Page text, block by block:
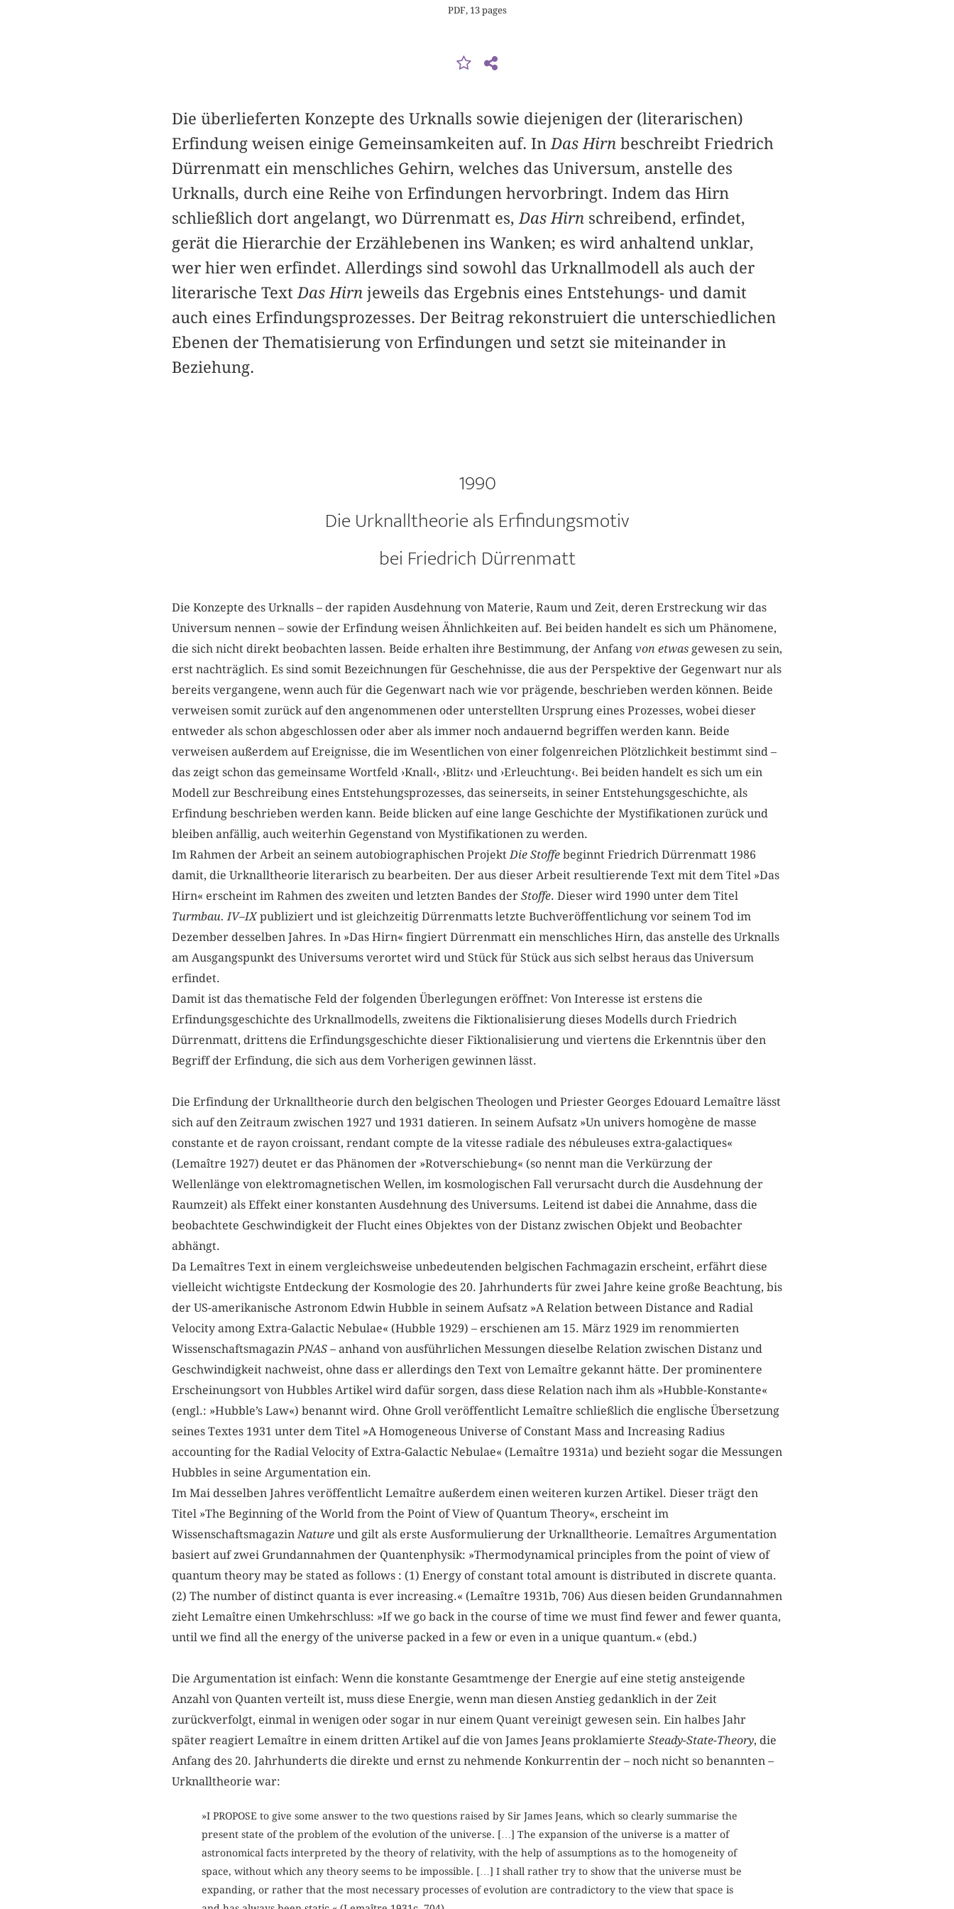
PDF, 13 pages
Die überlieferten Konzepte des Urknalls sowie diejenigen der (literarischen)
Erfindung weisen einige Gemeinsamkeiten auf. In Das Hirnbeschreibt Friedrich
Dürrenmatt ein menschliches Gehirn, welches das Universum, anstelle des
Urknalls, durch eine Reihe von Erfindungen hervorbringt. Indem das Hirn
schließlich dort angelangt, wo Dürrenmatt es, Das Hirnschreibend, erfindet,
gerät die Hierarchie der Erzählebenen ins Wanken; es wird anhaltend unklar,
wer hier wen erfindet. Allerdings sind sowohl das Urknallmodell als auch der
literarische Text Das Hirnjeweils das Ergebnis eines Entstehungs- und damit
auch eines Erfindungsprozesses. Der Beitrag rekonstruiert die unterschiedlichen
Ebenen der Thematisierung von Erfindungen und setzt sie miteinander in
Beziehung.
1990
Die Urknalltheorie als Erfindungsmotiv
bei Friedrich Dürrenmatt
Die Konzepte des Urknalls – der rapiden Ausdehnung von Materie, Raum und Zeit, deren Erstreckung wir das
Universum nennen – sowie der Erfindung weisen Ähnlichkeiten auf. Bei beiden handelt es sich um Phänomene,
die sich nicht direkt beobachten lassen. Beide erhalten ihre Bestimmung, der Anfang von etwasgewesen zu sein,
erst nachträglich. Es sind somit Bezeichnungen für Geschehnisse, die aus der Perspektive der Gegenwart nur als
bereits vergangene, wenn auch für die Gegenwart nach wie vor prägende, beschrieben werden können. Beide
verweisen somit zurück auf den angenommenen oder unterstellten Ursprung eines Prozesses, wobei dieser
entweder als schon abgeschlossen oder aber als immer noch andauernd begriffen werden kann. Beide
verweisen außerdem auf Ereignisse, die im Wesentlichen von einer folgenreichen Plötzlichkeit bestimmt sind –
das zeigt schon das gemeinsame Wortfeld ›Knall‹, ›Blitz‹ und ›Erleuchtung‹. Bei beiden handelt es sich um ein
Modell zur Beschreibung eines Entstehungsprozesses, das seinerseits, in seiner Entstehungsgeschichte, als
Erfindung beschrieben werden kann. Beide blicken auf eine lange Geschichte der Mystifikationen zurück und
bleiben anfällig, auch weiterhin Gegenstand von Mystifikationen zu werden.
Im Rahmen der Arbeit an seinem autobiographischen ProjektDie Stoffebeginnt Friedrich Dürrenmatt 1986
damit, die Urknalltheorie literarisch zu bearbeiten. Der aus dieser Arbeit resultierende Text mit dem Titel »Das
Hirn« erscheint im Rahmen des zweiten und letzten Bandes der Stoffe. Dieser wird 1990 unter dem Titel
Turmbau. IV–IXpubliziert und ist gleichzeitig Dürrenmatts letzte Buchveröffentlichung vor seinem Tod im
Dezember desselben Jahres. In »Das Hirn« fingiert Dürrenmatt ein menschliches Hirn, das anstelle des Urknalls
am Ausgangspunkt des Universums verortet wird und Stück für Stück aus sich selbst heraus das Universum
erfindet.
Damit ist das thematische Feld der folgenden Überlegungen eröffnet: Von Interesse ist erstens die
Erfindungsgeschichte des Urknallmodells, zweitens die Fiktionalisierung dieses Modells durch Friedrich
Dürrenmatt, drittens die Erfindungsgeschichte dieser Fiktionalisierung und viertens die Erkenntnis über den
Begriff der Erfindung, die sich aus dem Vorherigen gewinnen lässt.
Die Erfindung der Urknalltheorie durch den belgischen Theologen und Priester Georges Edouard Lemaître lässt
sich auf den Zeitraum zwischen 1927 und 1931 datieren. In seinem Aufsatz »Un univers homogène de masse
constante et de rayon croissant, rendant compte de la vitesse radiale des nébuleuses extra-galactiques«
(Lemaître 1927) deutet er das Phänomen der »Rotverschiebung« (so nennt man die Verkürzung der
Wellenlänge von elektromagnetischen Wellen, im kosmologischen Fall verursacht durch die Ausdehnung der
Raumzeit) als Effekt einer konstanten Ausdehnung des Universums. Leitend ist dabei die Annahme, dass die
beobachtete Geschwindigkeit der Flucht eines Objektes von der Distanz zwischen Objekt und Beobachter
abhängt.
Da Lemaîtres Text in einem vergleichsweise unbedeutenden belgischen Fachmagazin erscheint, erfährt diese
vielleicht wichtigste Entdeckung der Kosmologie des 20. Jahrhunderts für zwei Jahre keine große Beachtung, bis
der US-amerikanische Astronom Edwin Hubble in seinem Aufsatz »A Relation between Distance and Radial
Velocity among Extra-Galactic Nebulae« (Hubble 1929) – erschienen am 15. März 1929 im renommierten
WissenschaftsmagazinPNAS– anhand von ausführlichen Messungen dieselbe Relation zwischen Distanz und
Geschwindigkeit nachweist, ohne dass er allerdings den Text von Lemaître gekannt hätte. Der prominentere
Erscheinungsort von Hubbles Artikel wird dafür sorgen, dass diese Relation nach ihm als »Hubble-Konstante«
(engl.: »Hubble’s Law«) benannt wird. Ohne Groll veröffentlicht Lemaître schließlich die englische Übersetzung
seines Textes 1931 unter dem Titel »A Homogeneous Universe of Constant Mass and Increasing Radius
accounting for the Radial Velocity of Extra-Galactic Nebulae« (Lemaître 1931a) und bezieht sogar die Messungen
Hubbles in seine Argumentation ein.
Im Mai desselben Jahres veröffentlicht Lemaître außerdem einen weiteren kurzen Artikel. Dieser trägt den
Titel »The Beginning of the World from the Point of View of Quantum Theory«, erscheint im
WissenschaftsmagazinNatureund gilt als erste Ausformulierung der Urknalltheorie. Lemaîtres Argumentation
basiert auf zwei Grundannahmen der Quantenphysik: »Thermodynamical principles from the point of view of
quantum theory may be stated as follows : (1) Energy of constant total amount is distributed in discrete quanta.
(2) The number of distinct quanta is ever increasing.« (Lemaître 1931b, 706) Aus diesen beiden Grundannahmen
zieht Lemaître einen Umkehrschluss: »If we go back in the course of time we must find fewer and fewer quanta,
until we find all the energy of the universe packed in a few or even in a unique quantum.« (ebd.)
Die Argumentation ist einfach: Wenn die konstante Gesamtmenge der Energie auf eine stetig ansteigende
Anzahl von Quanten verteilt ist, muss diese Energie, wenn man diesen Anstieg gedanklich in der Zeit
zurückverfolgt, einmal in wenigen oder sogar in nur einem Quant vereinigt gewesen sein. Ein halbes Jahr
später reagiert Lemaître in einem dritten Artikel auf die von James Jeans proklamierte Steady-State-Theory, die
Anfang des 20. Jahrhunderts die direkte und ernst zu nehmende Konkurrentin der – noch nicht so benannten –
Urknalltheorie war:
»I PROPOSE to give some answer to the two questions raised by Sir James Jeans, which so clearly summarise the
present state of the problem of the evolution of the universe. […] The expansion of the universe is a matter of
astronomical facts interpreted by the theory of relativity, with the help of assumptions as to the homogeneity of
space, without which any theory seems to be impossible. […] I shall rather try to show that the universe must be
expanding, or rather that the most necessary processes of evolution are contradictory to the view that space is